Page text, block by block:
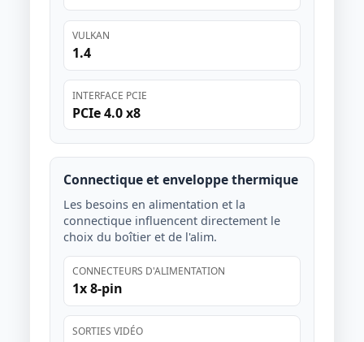
VULKAN
1.4
INTERFACE PCIE
PCIe 4.0 x8
Connectique et enveloppe thermique
Les besoins en alimentation et la
connectique influencent directement le
choix du boîtier et de l'alim.
CONNECTEURS D'ALIMENTATION
1x 8-pin
SORTIES VIDÉO